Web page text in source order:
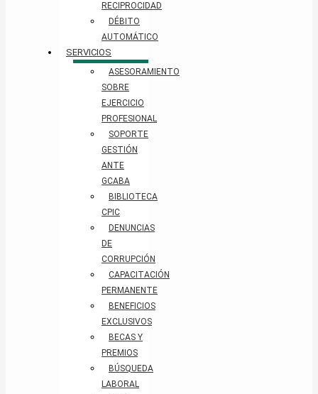
RECIPROCIDAD
DÉBITO
AUTOMÁTICO
SERVICIOS
ASESORAMIENTO
SOBRE
EJERCICIO
PROFESIONAL
SOPORTE
GESTIÓN
ANTE
GCABA
BIBLIOTECA
CPIC
DENUNCIAS
DE
CORRUPCIÓN
CAPACITACIÓN
PERMANENTE
BENEFICIOS
EXCLUSIVOS
BECAS Y
PREMIOS
BÚSQUEDA
LABORAL​